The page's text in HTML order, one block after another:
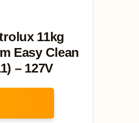
11kg
Easy Clean
– 127V